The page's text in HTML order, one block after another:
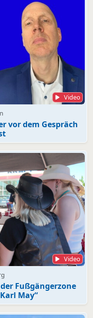
Video
vor dem Gespräch
Video
Fußgängerzone
May“